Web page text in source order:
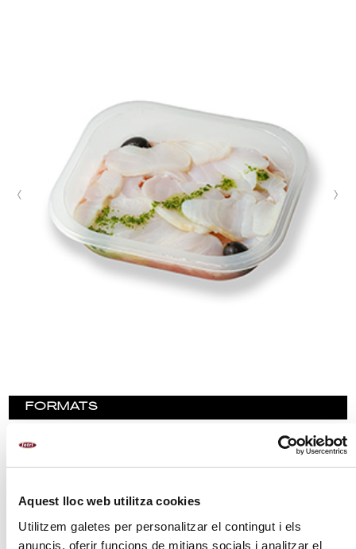
Aquest lloc web utilitza cookies
Utilitzem galetes per personalitzar el contingut i els
anuncis, oferir funcions de mitjans socials i analitzar el
FORMATS
PREPARACIÓ